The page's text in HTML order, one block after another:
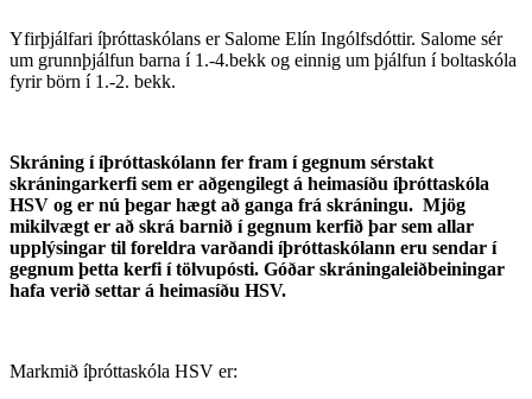
Yfirþjálfari íþróttaskólans er Salome Elín Ingólfsdóttir. Salome sér
um grunnþjálfun barna í 1.-4.bekk og einnig um þjálfun í boltaskóla
fyrir börn í 1.-2. bekk.
Skráning í íþróttaskólann fer fram í gegnum sérstakt
skráningarkerfi sem er aðgengilegt á heimasíðu íþróttaskóla
HSV og er nú þegar hægt að ganga frá skráningu. Mjög
mikilvægt er að skrá barnið í gegnum kerfið þar sem allar
upplýsingar til foreldra varðandi íþróttaskólann eru sendar í
gegnum þetta kerfi í tölvupósti. Góðar skráningaleiðbeiningar
hafa verið settar á heimasíðu HSV.
Markmið íþróttaskóla HSV er: